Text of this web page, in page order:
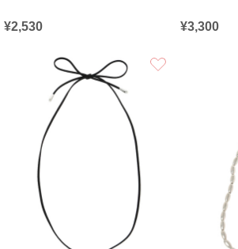
¥2,530 ¥3,300